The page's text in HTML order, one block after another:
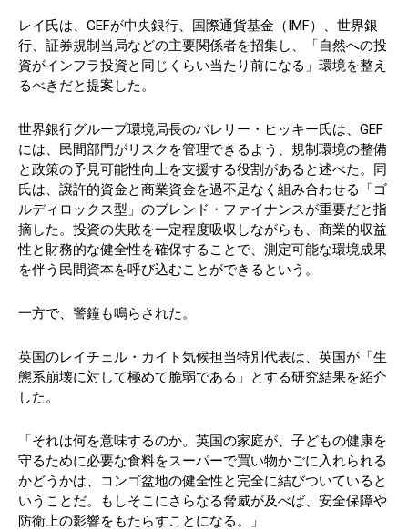
レイ氏は、GEFが中央銀行、国際通貨基金（IMF）、世界銀
行、証券規制当局などの主要関係者を招集し、「自然への投
資がインフラ投資と同じくらい当たり前になる」環境を整え
るべきだと提案した。
世界銀行グループ環境局長のバレリー・ヒッキー氏は、GEF
には、民間部門がリスクを管理できるよう、規制環境の整備
と政策の予見可能性向上を支援する役割があると述べた。同
氏は、譲許的資金と商業資金を過不足なく組み合わせる「ゴ
ルディロックス型」のブレンド・ファイナンスが重要だと指
摘した。投資の失敗を一定程度吸収しながらも、商業的収益
性と財務的な健全性を確保することで、測定可能な環境成果
を伴う民間資本を呼び込むことができるという。
一方で、警鐘も鳴らされた。
英国のレイチェル・カイト気候担当特別代表は、英国が「生
態系崩壊に対して極めて脆弱である」とする研究結果を紹介
した。
「それは何を意味するのか。英国の家庭が、子どもの健康を
守るために必要な食料をスーパーで買い物かごに入れられる
かどうかは、コンゴ盆地の健全性と完全に結びついていると
いうことだ。もしそこにさらなる脅威が及べば、安全保障や
防衛上の影響をもたらすことになる。」